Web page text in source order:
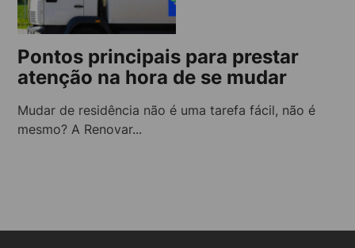
Pontos principais para prestar
atenção na hora de se mudar
Mudar de residência não é uma tarefa fácil, não é
mesmo? A Renovar...